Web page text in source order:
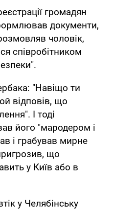
громадян
документи,
чоловік,
співробітником
"Навіщо ти
відповів, що
І тоді
його "мародером і
і грабував мирне
що
у Київ або в
у Челябінську